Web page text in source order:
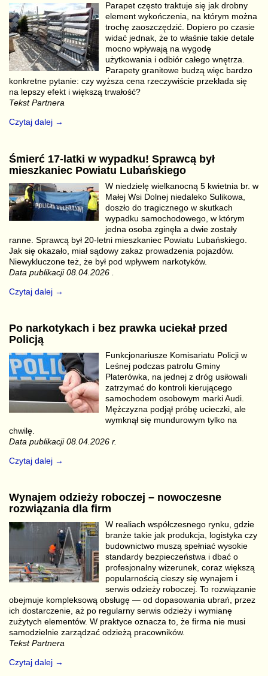
Parapet często traktuje się jak drobny
element wykończenia, na którym można
trochę zaoszczędzić. Dopiero po czasie
widać jednak, że to właśnie takie detale
mocno wpływają na wygodę
użytkowania i odbiór całego wnętrza.
Parapety granitowe budzą więc bardzo
konkretne pytanie: czy wyższa cena rzeczywiście przekłada się
na lepszy efekt i większą trwałość?
Tekst Partnera
Czytaj dalej →
Śmierć 17-latki w wypadku! Sprawcą był
mieszkaniec Powiatu Lubańskiego
W niedzielę wielkanocną 5 kwietnia br. w
Małej Wsi Dolnej niedaleko Sulikowa,
doszło do tragicznego w skutkach
wypadku samochodowego, w którym
jedna osoba zginęła a dwie zostały
ranne. Sprawcą był 20-letni mieszkaniec Powiatu Lubańskiego.
Jak się okazało, miał sądowy zakaz prowadzenia pojazdów.
Niewykluczone też, że był pod wpływem narkotyków.
Data publikacji 08.04.2026 .
Czytaj dalej →
Po narkotykach i bez prawka uciekał przed
Policją
Funkcjonariusze Komisariatu Policji w
Leśnej podczas patrolu Gminy
Platerówka, na jednej z dróg usiłowali
zatrzymać do kontroli kierującego
samochodem osobowym marki Audi.
Mężczyzna podjął próbę ucieczki, ale
wymknął się mundurowym tylko na
chwilę.
Data publikacji 08.04.2026 r.
Czytaj dalej →
Wynajem odzieży roboczej – nowoczesne
rozwiązania dla firm
W realiach współczesnego rynku, gdzie
branże takie jak produkcja, logistyka czy
budownictwo muszą spełniać wysokie
standardy bezpieczeństwa i dbać o
profesjonalny wizerunek, coraz większą
popularnością cieszy się wynajem i
serwis odzieży roboczej. To rozwiązanie
obejmuje kompleksową obsługę — od dopasowania ubrań, przez
ich dostarczenie, aż po regularny serwis odzieży i wymianę
zużytych elementów. W praktyce oznacza to, że firma nie musi
samodzielnie zarządzać odzieżą pracowników.
Tekst Partnera
Czytaj dalej →